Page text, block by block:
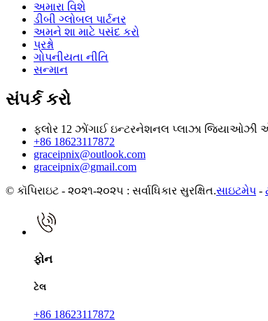
અમારા વિશે
ડીબી ગ્લોબલ પાર્ટનર
અમને શા માટે પસંદ કરો
પ્રશ્નો
ગોપનીયતા નીતિ
સન્માન
સંપર્ક કરો
ફ્લોર 12 ઝોંગાઈ ઇન્ટરનેશનલ પ્લાઝા જિયાઓઝી
+86 18623117872
graceipnix@outlook.com
graceipnix@gmail.com
© કૉપિરાઇટ - ૨૦૨૧-૨૦૨૫ : સર્વાધિકાર સુરક્ષિત.સાઇટમેપ -
ફોન
ટેલ
+86 18623117872